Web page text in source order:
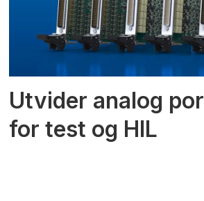
Utvider analog
for test og HIL